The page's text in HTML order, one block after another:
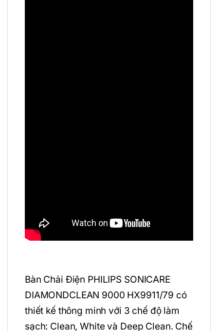
Bàn Chải Điện PHILIPS SONICARE
DIAMONDCLEAN 9000 HX9911/79 có
thiết kế thông minh với 3 chế độ làm
sạch: Clean, White và Deep Clean. Chế